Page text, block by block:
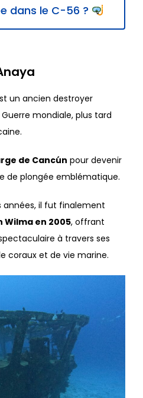
dans le C-56 ?
un ancien destroyer
mondiale, plus tard
de Cancún pour devenir
de plongée emblématique.
il fut finalement
Wilma en 2005, offrant
à travers ses
coraux et de vie marine.